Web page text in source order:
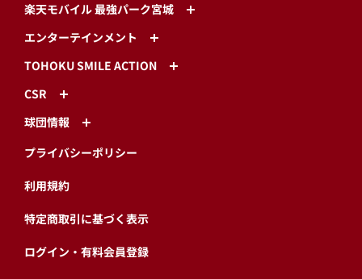
楽天モバイル 最強パーク宮城
エンターテインメント
TOHOKU SMILE ACTION
CSR
球団情報
プライバシーポリシー
利用規約
特定商取引に基づく表示
ログイン・有料会員登録